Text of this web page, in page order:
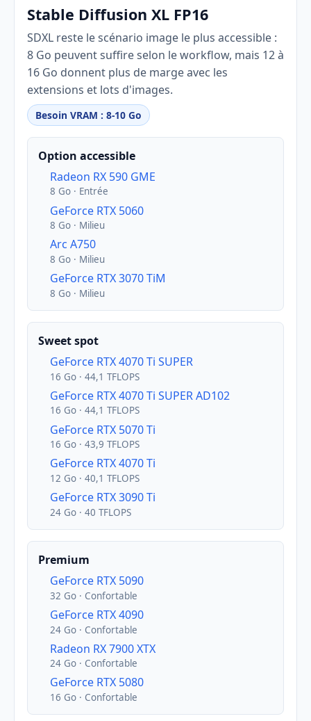
Stable Diffusion XL FP16
SDXL reste le scénario image le plus accessible :
8 Go peuvent suffire selon le workflow, mais 12 à
16 Go donnent plus de marge avec les
extensions et lots d'images.
Besoin VRAM : 8-10 Go
Option accessible
Radeon RX 590 GME
8 Go · Entrée
GeForce RTX 5060
8 Go · Milieu
Arc A750
8 Go · Milieu
GeForce RTX 3070 TiM
8 Go · Milieu
Sweet spot
GeForce RTX 4070 Ti SUPER
16 Go · 44,1 TFLOPS
GeForce RTX 4070 Ti SUPER AD102
16 Go · 44,1 TFLOPS
GeForce RTX 5070 Ti
16 Go · 43,9 TFLOPS
GeForce RTX 4070 Ti
12 Go · 40,1 TFLOPS
GeForce RTX 3090 Ti
24 Go · 40 TFLOPS
Premium
GeForce RTX 5090
32 Go · Confortable
GeForce RTX 4090
24 Go · Confortable
Radeon RX 7900 XTX
24 Go · Confortable
GeForce RTX 5080
16 Go · Confortable